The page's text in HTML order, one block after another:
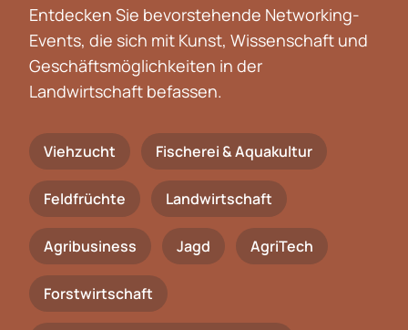
Entdecken Sie bevorstehende Networking-
Events, die sich mit Kunst, Wissenschaft und
Geschäftsmöglichkeiten in der
Landwirtschaft befassen.
Viehzucht Fischerei & Aquakultur
Feldfrüchte Landwirtschaft
Agribusiness Jagd AgriTech
Forstwirtschaft